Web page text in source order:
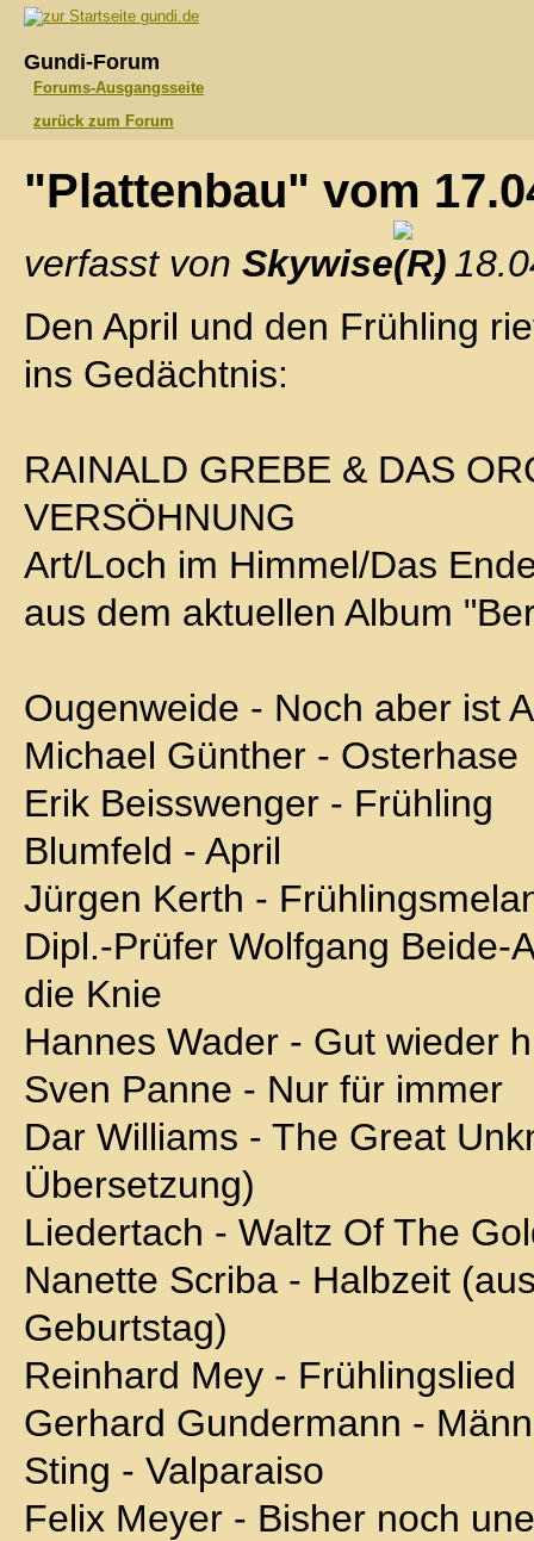
gundi.de
Gundi-Forum
Forums-Ausgangsseite
zurück zum Forum
"Plattenbau" vom
verfasst von Skywise
,
Den April und den Frühling
ins Gedächtnis:
RAINALD GREBE & DAS
VERSÖHNUNG
Art/Loch im Himmel/Das
aus dem aktuellen Album
Ougenweide - Noch aber ist
Michael Günther - Osterhase
Erik Beisswenger - Frühling
Blumfeld - April
Jürgen Kerth -
Dipl.-Prüfer Wolfgang Beide-
die Knie
Hannes Wader - Gut wieder
Sven Panne - Nur für immer
Dar Williams - The Great
Übersetzung)
Liedertach - Waltz Of The
Nanette Scriba - Halbzeit
Geburtstag)
Reinhard Mey - Frühlingslied
Gerhard Gundermann -
Sting - Valparaiso
Felix Meyer - Bisher noch